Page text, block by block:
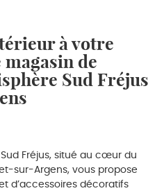
à votre
de
Sud Fréjus
Fréjus, situé au cœur du
sur-Argens, vous propose
d’accessoires décoratifs